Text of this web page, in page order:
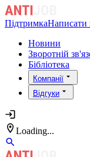
ПідтримкаНаписати
Новини
Зворотній
Бібліотека
Компанії
Відгуки
Loading...